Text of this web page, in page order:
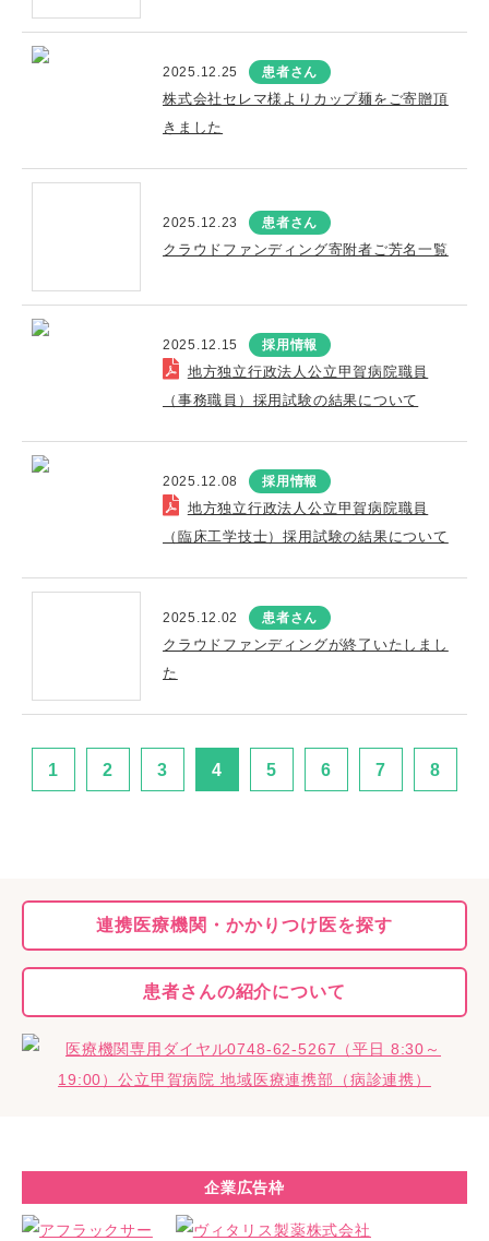
2025.12.25 患者さん
株式会社セレマ様よりカップ麺をご寄贈頂
きました
2025.12.23 患者さん
クラウドファンディング寄附者ご芳名一覧
2025.12.15 採用情報
地方独立行政法人公立甲賀病院職員
（事務職員）採用試験の結果について
2025.12.08 採用情報
地方独立行政法人公立甲賀病院職員
（臨床工学技士）採用試験の結果について
2025.12.02 患者さん
クラウドファンディングが終了いたしまし
た
1 2 3 4 5 6 7 8
連携医療機関・かかりつけ医を探す
患者さんの紹介について
企業広告枠